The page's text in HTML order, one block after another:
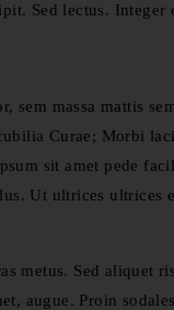
Sed lectus.
sem massa mattis
Curae; Morbi
sit amet pede
Ut ultrices
metus. Sed aliquet
augue. Proin